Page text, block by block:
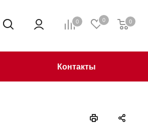
0 0 0
Контакты